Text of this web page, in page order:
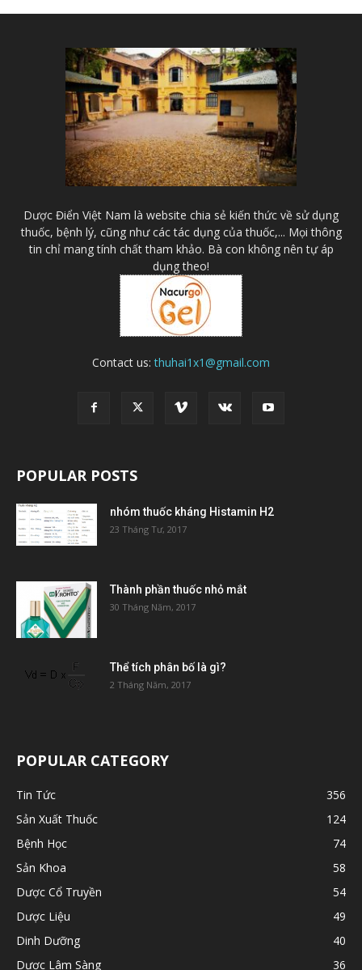
Dược Điển Việt Nam là website chia sẻ kiến thức về sử dụng
thuốc, bệnh lý, cũng như các tác dụng của thuốc,... Mọi thông
tin chỉ mang tính chất tham khảo. Bà con không nên tự áp
dụng theo!
Contact us:thuhai1x1@gmail.com
POPULAR POSTS
nhóm thuốc kháng Histamin H2
23 Tháng Tư, 2017
Thành phần thuốc nhỏ mắt
30 Tháng Năm, 2017
Thể tích phân bố là gì?
2 Tháng Năm, 2017
POPULAR CATEGORY
Tin Tức
356
Sản Xuất Thuốc
124
Bệnh Học
74
Sản Khoa
58
Dược Cổ Truyền
54
Dược Liệu
49
Dinh Dưỡng
40
Dược Lâm Sàng
36